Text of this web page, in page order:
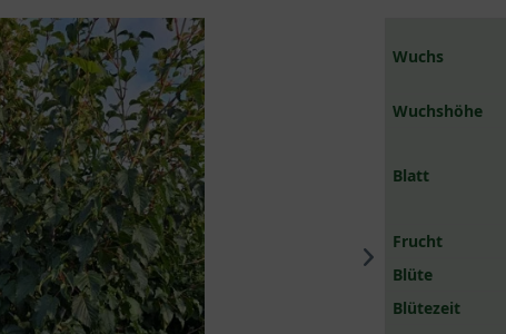
Wuchs
Wuchshöhe
Blatt
Frucht
Blüte
Blütezeit